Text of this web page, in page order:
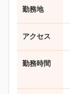
勤務地
アクセス
勤務時間